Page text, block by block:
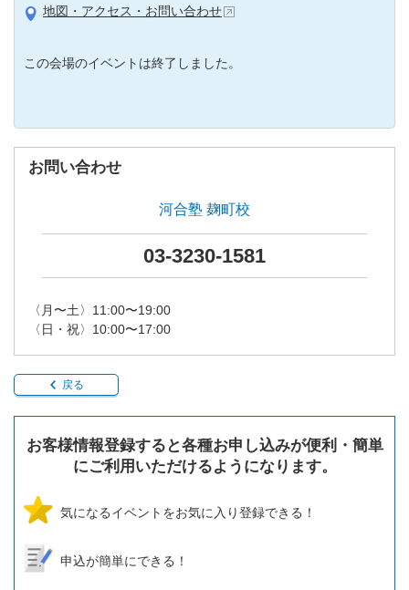
地図・アクセス・お問い合わせ
この会場のイベントは終了しました。
お問い合わせ
河合塾 麹町校
03-3230-1581
〈月〜土〉11:00〜19:00
〈日・祝〉10:00〜17:00
戻る
お客様情報登録すると各種お申し込みが便利・簡単
にご利用いただけるようになります。
気になるイベントをお気に入り登録できる！
申込が簡単にできる！